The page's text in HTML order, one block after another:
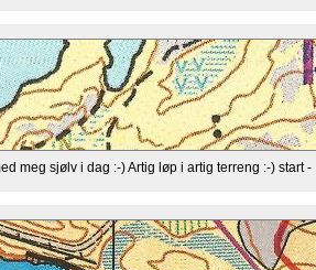
meg sjølv i dag :-) Artig løp i artig terreng :-) start